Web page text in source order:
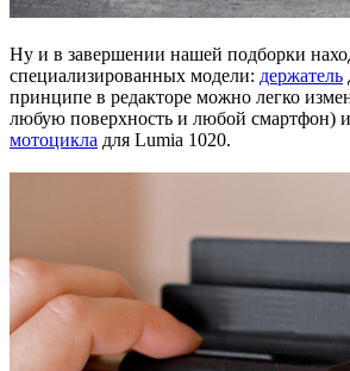
Ну и в завершении нашей подборки
специализированных модели: держатель
принципе в редакторе можно легко
любую поверхность и любой смартфон) и
мотоцикла для Lumia 1020.